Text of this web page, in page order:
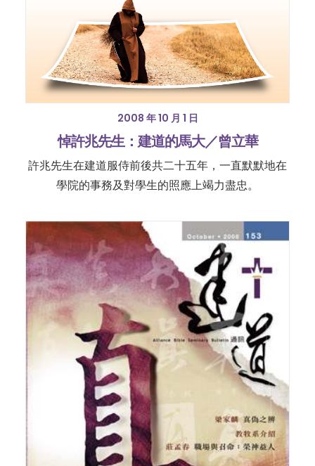
2008 年 10 月 1 日
悼許兆先生：建道的馬大／曾立華
許兆先生在建道服侍前後共二十五年，一直默默地在
學院的事務及對學生的照應上竭力盡忠。